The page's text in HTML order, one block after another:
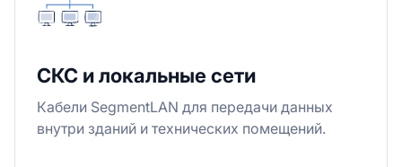
СКС и локальные сети
Кабели SegmentLAN для передачи данных
внутри зданий и технических помещений.